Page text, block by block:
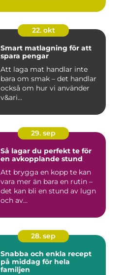
22. okt
Smart matlagning för att
spara pengar
Att laga mat handlar inte
bara om smak – det handlar
också om hur vi använder
v&ari...
29. sep
Så lagar du perfekt te för
en avkopplande stund
Att brygga en kopp te kan
vara mer än bara en rutin –
det kan bli en stund av lugn
och av...
28. sep
Snabba och enkla recept
på middag för hela
familjen